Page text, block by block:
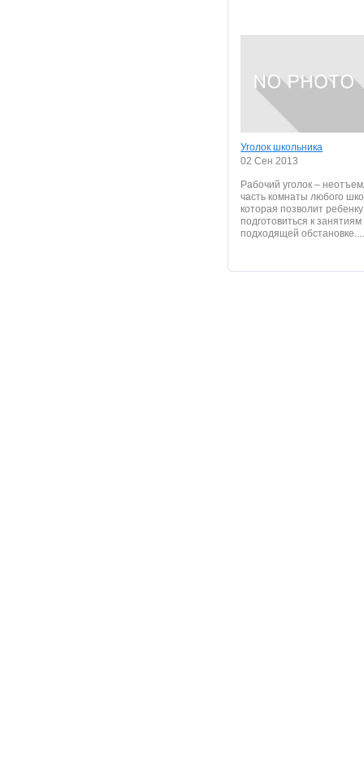
Уголок школьника
02 Сен 2013
Рабочий уголок –
часть комнаты любого
которая позволит ребенку
подготовиться к
подходящей обстановке....